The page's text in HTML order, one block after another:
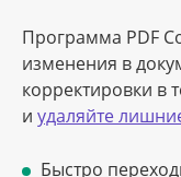
Программа PDF
изменения в
корректировки в
и удаляйте
Быстро